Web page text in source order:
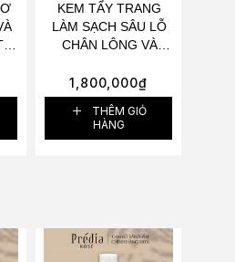
KEM TẨY TRANG
LÀM SẠCH SÂU LỖ
CHÂN LÔNG VÀ
KOSÉ PRÉDIA SPA
DES GRANDS
CREAM CLEANSE
1,800,000₫
THÊM GIỎ
HÀNG